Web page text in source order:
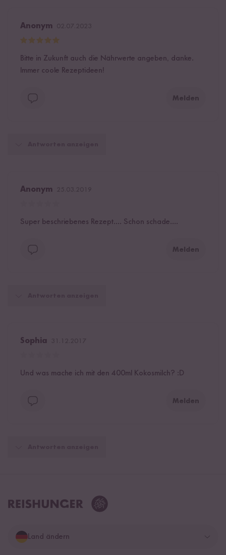
Anonym
Bitte in Zukunft auch die Nährwerte angeben, danke.
Immer coole Rezeptideen!
Melden
Anonym
Super beschriebenes Rezept.... Schon schade....
Melden
Sophia
Und was mache ich mit den 400ml Kokosmilch? :D
Melden
Land ändern